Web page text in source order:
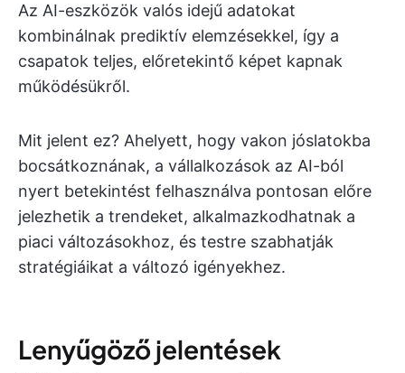
Az AI-eszközök valós idejű adatokat
kombinálnak prediktív elemzésekkel, így a
csapatok teljes, előretekintő képet kapnak
működésükről.
Mit jelent ez? Ahelyett, hogy vakon jóslatokba
bocsátkoznának, a vállalkozások az AI-ból
nyert betekintést felhasználva pontosan előre
jelezhetik a trendeket, alkalmazkodhatnak a
piaci változásokhoz, és testre szabhatják
stratégiáikat a változó igényekhez.
Lenyűgöző jelentések